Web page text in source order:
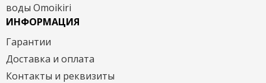
воды Omoikiri
ИНФОРМАЦИЯ
Гарантии
Доставка и оплата
Контакты и реквизиты